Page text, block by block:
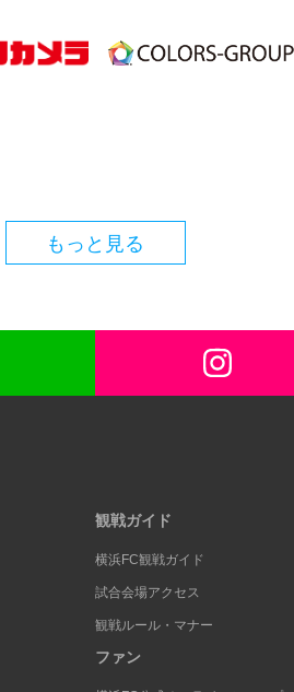
もっと見る
観戦ガイド
横浜FC観戦ガイド
試合会場アクセス
観戦ルール・マナー
ファン